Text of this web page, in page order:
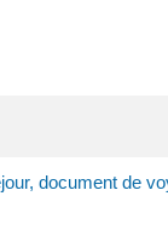
document de